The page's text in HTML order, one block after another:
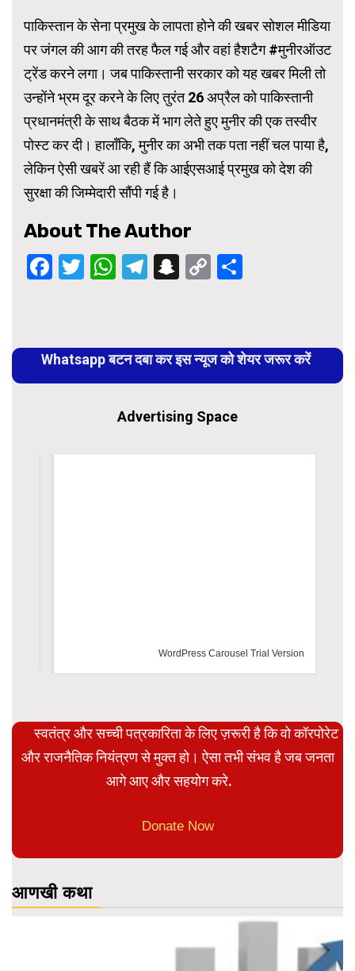
पाकिस्तान के सेना प्रमुख के लापता होने की खबर सोशल मीडिया
पर जंगल की आग की तरह फैल गई और वहां हैशटैग #मुनीरऑउट
ट्रेंड करने लगा। जब पाकिस्तानी सरकार को यह खबर मिली तो
उन्होंने भ्रम दूर करने के लिए तुरंत 26 अप्रैल को पाकिस्तानी
प्रधानमंत्री के साथ बैठक में भाग लेते हुए मुनीर की एक तस्वीर
पोस्ट कर दी। हालाँकि, मुनीर का अभी तक पता नहीं चल पाया है,
लेकिन ऐसी खबरें आ रही हैं कि आईएसआई प्रमुख को देश की
सुरक्षा की जिम्मेदारी सौंपी गई है।
About The Author
Facebook
Twitter
WhatsApp
Telegram
Snapchat
Copy
Reading
Whatsapp बटन दबा कर इस न्यूज को शेयर जरूर करें
Advertising Space
WordPress Carousel Trial Version
स्वतंत्र और सच्ची पत्रकारिता के लिए ज़रूरी है कि वो कॉरपोरेट
और राजनैतिक नियंत्रण से मुक्त हो। ऐसा तभी संभव है जब जनता
आगे आए और सहयोग करे.
Donate Now
आणखी कथा